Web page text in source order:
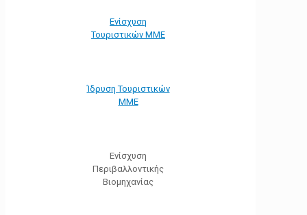
Ενίσχυση
Τουριστικών ΜΜΕ
Ίδρυση Τουριστικών
ΜΜΕ
Ενίσχυση
Περιβαλλοντικής
Βιομηχανίας